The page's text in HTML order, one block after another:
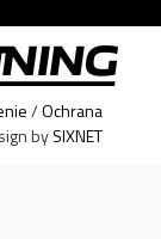
/Ochrana
bySIXNET